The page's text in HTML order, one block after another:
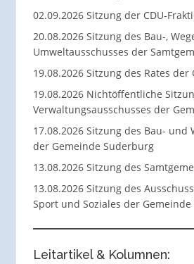
02.09.2026 Sitzung der CDU-
20.08.2026 Sitzung des Bau-,
Umweltausschusses der
19.08.2026 Sitzung des Rates
19.08.2026 Nichtöffentliche
Verwaltungsausschusses der
17.08.2026 Sitzung des Bau- und
der Gemeinde Suderburg
13.08.2026 Sitzung des
13.08.2026 Sitzung des
Sport und Soziales der
Leitartikel & Kolumnen: